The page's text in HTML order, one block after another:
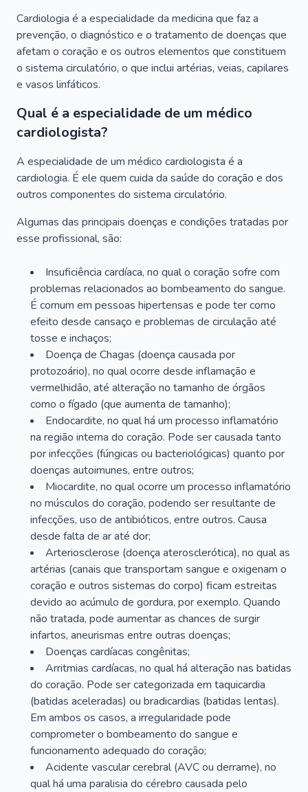
Cardiologia é a especialidade da medicina que faz a
prevenção, o diagnóstico e o tratamento de doenças que
afetam o coração e os outros elementos que constituem
o sistema circulatório, o que inclui artérias, veias, capilares
e vasos linfáticos.
Qual é a especialidade de um médico
cardiologista?
A especialidade de um médico cardiologista é a
cardiologia. É ele quem cuida da saúde do coração e dos
outros componentes do sistema circulatório.
Algumas das principais doenças e condições tratadas por
esse profissional, são:
Insuficiência cardíaca, no qual o coração sofre com
problemas relacionados ao bombeamento do sangue.
É comum em pessoas hipertensas e pode ter como
efeito desde cansaço e problemas de circulação até
tosse e inchaços;
Doença de Chagas (doença causada por
protozoário), no qual ocorre desde inflamação e
vermelhidão, até alteração no tamanho de órgãos
como o fígado (que aumenta de tamanho);
Endocardite, no qual há um processo inflamatório
na região interna do coração. Pode ser causada tanto
por infecções (fúngicas ou bacteriológicas) quanto por
doenças autoimunes, entre outros;
Miocardite, no qual ocorre um processo inflamatório
no músculos do coração, podendo ser resultante de
infecções, uso de antibióticos, entre outros. Causa
desde falta de ar até dor;
Arteriosclerose (doença aterosclerótica), no qual as
artérias (canais que transportam sangue e oxigenam o
coração e outros sistemas do corpo) ficam estreitas
devido ao acúmulo de gordura, por exemplo. Quando
não tratada, pode aumentar as chances de surgir
infartos, aneurismas entre outras doenças;
Doenças cardíacas congênitas;
Arritmias cardíacas, no qual há alteração nas batidas
do coração. Pode ser categorizada em taquicardia
(batidas aceleradas) ou bradicardias (batidas lentas).
Em ambos os casos, a irregularidade pode
comprometer o bombeamento do sangue e
funcionamento adequado do coração;
Acidente vascular cerebral (AVC ou derrame), no
qual há uma paralisia do cérebro causada pelo